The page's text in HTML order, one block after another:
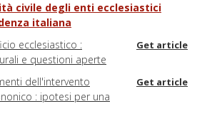
civile degli enti ecclesiastici
italiana
ecclesiastico :
e questioni aperte
Get article
dell'intervento
: ipotesi per una
Get article